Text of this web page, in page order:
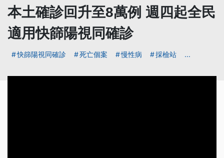
本土確診回升至8萬例 週四起全民
適用快篩陽視同確診
快篩陽視同確診 死亡個案 慢性病 採檢站 ...